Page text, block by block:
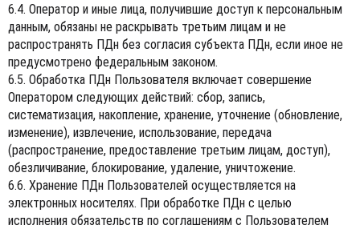
6.4. Оператор и иные лица, получившие доступ к персональным
данным, обязаны не раскрывать третьим лицам и не
распространять ПДн без согласия субъекта ПДн, если иное не
предусмотрено федеральным законом.
6.5. Обработка ПДн Пользователя включает совершение
Оператором следующих действий: сбор, запись,
систематизация, накопление, хранение, уточнение (обновление,
изменение), извлечение, использование, передача
(распространение, предоставление третьим лицам, доступ),
обезличивание, блокирование, удаление, уничтожение.
6.6. Хранение ПДн Пользователей осуществляется на
электронных носителях. При обработке ПДн с целью
исполнения обязательств по соглашениям с Пользователем